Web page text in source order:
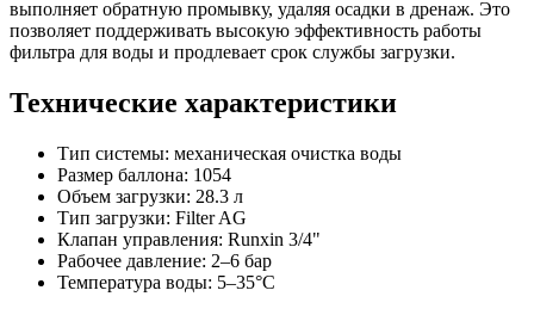
выполняет обратную промывку, удаляя осадки в дренаж. Это
позволяет поддерживать высокую эффективность работы
фильтра для воды и продлевает срок службы загрузки.
Технические характеристики
Тип системы: механическая очистка воды
Размер баллона: 1054
Объем загрузки: 28.3 л
Тип загрузки: Filter AG
Клапан управления: Runxin 3/4"
Рабочее давление: 2–6 бар
Температура воды: 5–35°C